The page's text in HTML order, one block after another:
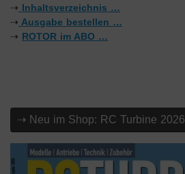
⇢ Inhaltsverzeichnis …
⇢ Ausgabe bestellen …
⇢ ROTOR im ABO …
⇢ Neu im Shop: RC Turbine 2026